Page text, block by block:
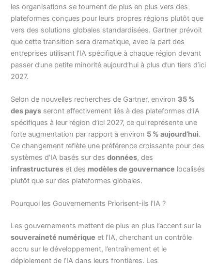
les organisations se tournent de plus en plus vers des
plateformes conçues pour leurs propres régions plutôt que
vers des solutions globales standardisées. Gartner prévoit
que cette transition sera dramatique, avec la part des
entreprises utilisant l’IA spécifique à chaque région devant
passer d’une petite minorité aujourd’hui à plus d’un tiers d’ici
2027.
Selon de nouvelles recherches de Gartner, environ 35 %
des pays seront effectivement liés à des plateformes d’IA
spécifiques à leur région d’ici 2027, ce qui représente une
forte augmentation par rapport à environ 5 % aujourd’hui.
Ce changement reflète une préférence croissante pour des
systèmes d’IA basés sur desdonnées, des
infrastructures et des modèles de gouvernance localisés
plutôt que sur des plateformes globales.
Pourquoi les Gouvernements Priorisent-ils l’IA ?
Les gouvernements mettent de plus en plus l’accent sur la
souveraineté numérique et l’IA, cherchant un contrôle
accru sur le développement, l’entraînement et le
déploiement de l’IA dans leurs frontières. Les